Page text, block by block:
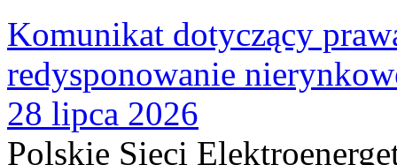
Komunikat dotyczący
redysponowanie
28 lipca 2026
Polskie Sieci